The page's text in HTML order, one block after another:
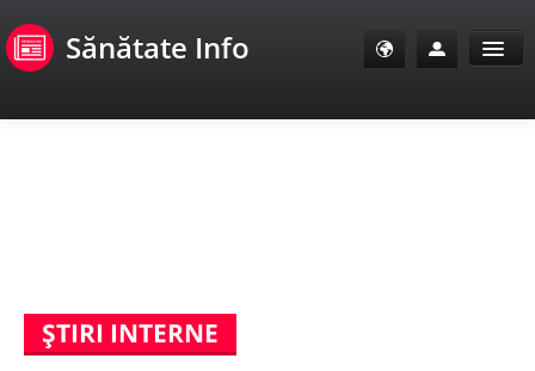
Sănătate Info
E-Sănătate Pacienți
ŞTIRI INTERNE